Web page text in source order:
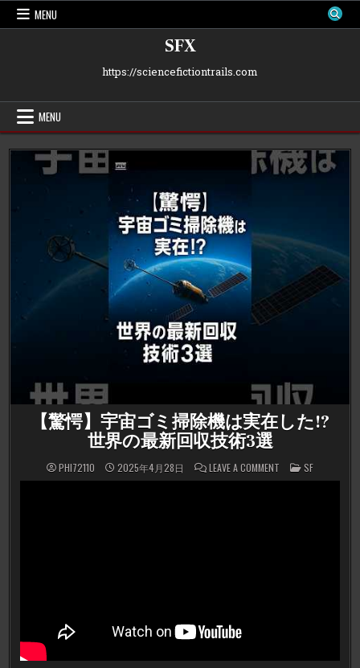
Skip
MENU
SFX
https://sciencefictiontrails.com
MENU
【驚愕】宇宙ゴミ掃除機は実在した!?
世界の最新回収技術3選
PHI72110 2025年4月28日 LEAVE A COMMENT
【驚
回
POSTED
IN
SF